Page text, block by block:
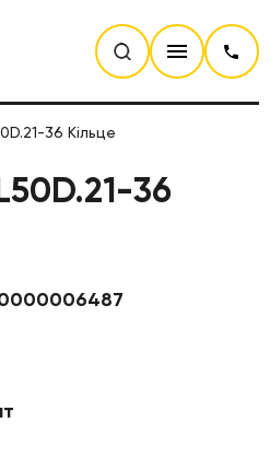
36 Кільце
36